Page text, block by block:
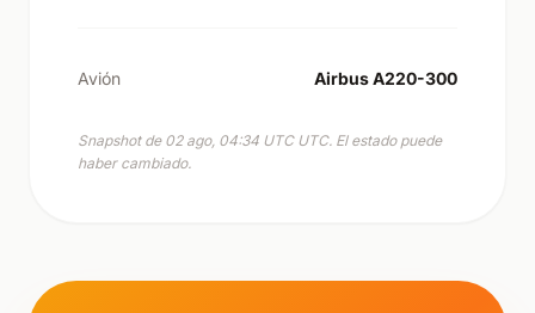
Avión Airbus A220-300
Snapshot de 02 ago, 04:34 UTC UTC. El estado puede
haber cambiado.